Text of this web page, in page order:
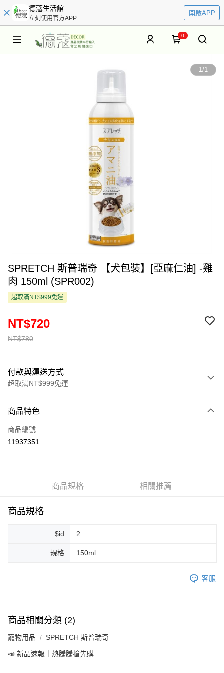
德蔻生活館
立刻使用官方APP
開啟APP
0
1/1
SPRETCH 斯普瑞奇 【犬包裝】[亞麻仁油] -雞
肉 150ml (SPR002)
超取滿NT$999免運
NT$780
NT$720
付款與運送方式
超取滿NT$999免運
信用卡一次付款
超商取貨付款
悠遊付
全家純取貨 (先付款
每筆NT$80，滿NT$999(含以上)免運費
7-11取貨付款
商品特色
商品編號
11937351
商品規格 相關推薦
商品規格
$id 2
規格 150ml
客服
商品相關分類 (2)
寵物用品 SPRETCH 斯普瑞奇
📣 新品速報｜熱騰騰搶先購